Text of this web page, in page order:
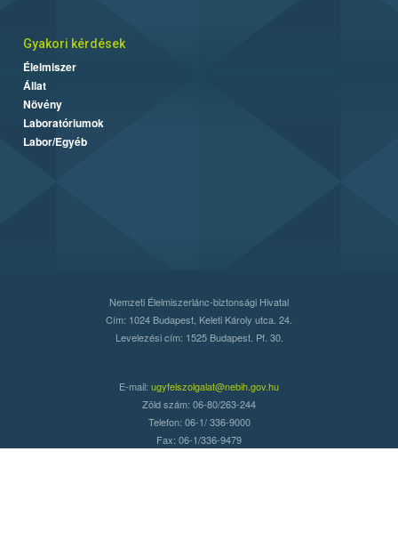
Gyakori kérdések
Élelmiszer
Állat
Növény
Laboratóriumok
Labor/Egyéb
Nemzeti Élelmiszerlánc-biztonsági Hivatal
Cím: 1024 Budapest, Keleti Károly utca. 24.
Levelezési cím: 1525 Budapest. Pf. 30.
E-mail: ugyfelszolgalat@nebih.gov.hu
Zöld szám: 06-80/263-244
Telefon: 06-1/ 336-9000
Fax: 06-1/336-9479